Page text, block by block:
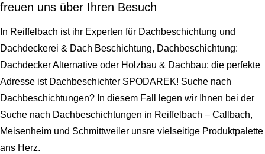
freuen uns über Ihren Besuch
In Reiffelbach ist ihr Experten für Dachbeschichtung und
Dachdeckerei & Dach Beschichtung, Dachbeschichtung:
Dachdecker Alternative oder Holzbau & Dachbau: die perfekte
Adresse ist Dachbeschichter SPODAREK! Suche nach
Dachbeschichtungen? In diesem Fall legen wir Ihnen bei der
Suche nach Dachbeschichtungen in Reiffelbach – Callbach,
Meisenheim und Schmittweiler unsre vielseitige Produktpalette
ans Herz.